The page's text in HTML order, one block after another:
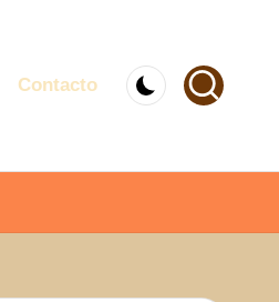
Contacto